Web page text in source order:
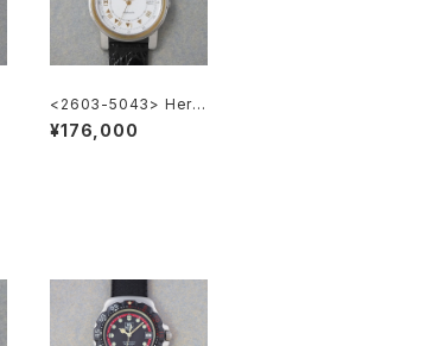
<2603-5043> Herm
ès Carrick
¥176,000